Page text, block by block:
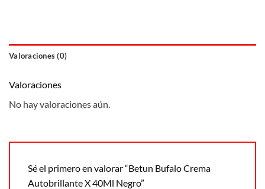
Valoraciones (0)
Valoraciones
No hay valoraciones aún.
Sé el primero en valorar “Betun Bufalo Crema
Autobrillante X 40Ml Negro”